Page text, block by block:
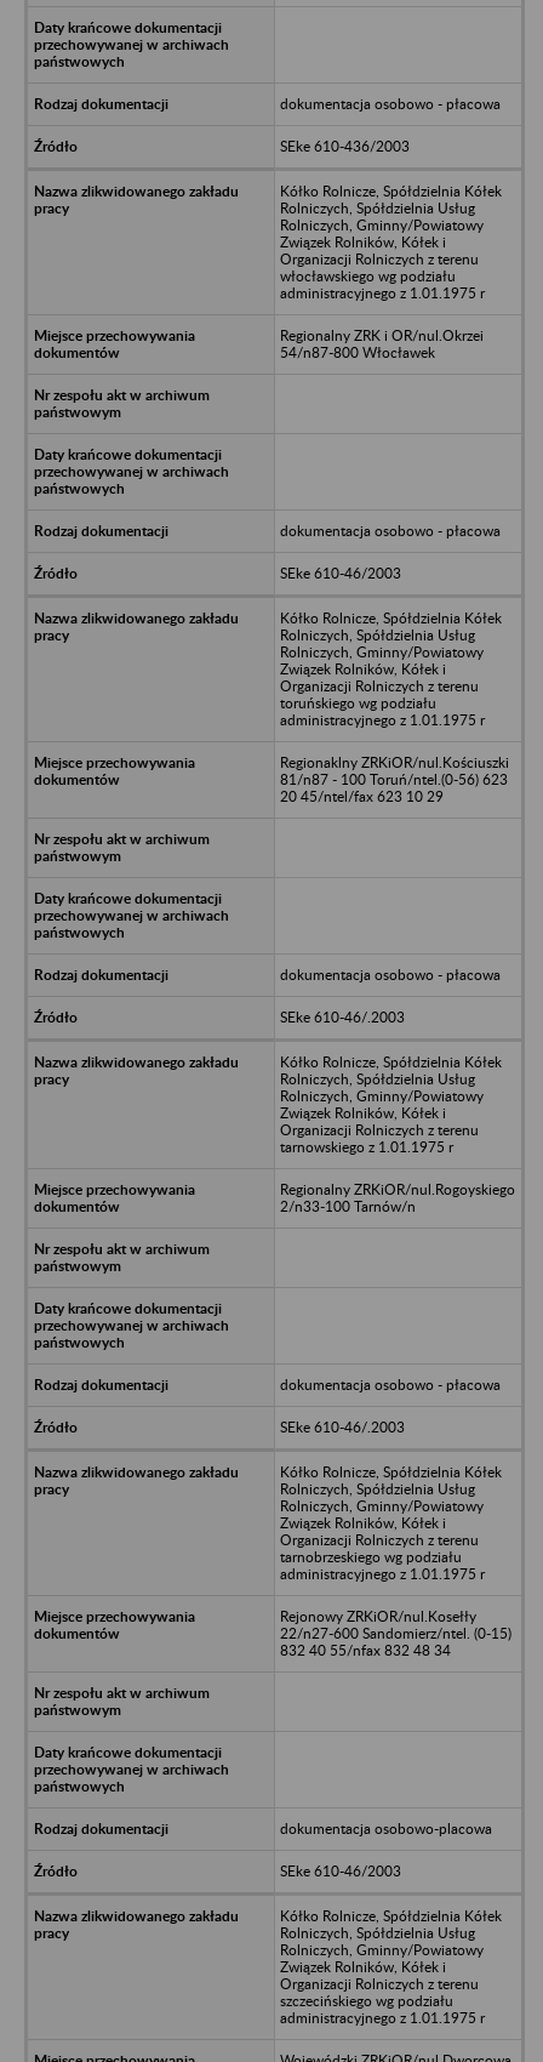
dokumentacja osobowo - płacowa
SEke 610-436/2003
Kółko Rolnicze, Spółdzielnia Kółek
Rolniczych, Spółdzielnia Usług
Rolniczych, Gminny/Powiatowy
Związek Rolników, Kółek i
Organizacji Rolniczych z terenu
włocławskiego wg podziału
administracyjnego z 1.01.1975 r
Regionalny ZRK i OR/nul.Okrzei
54/n87-800 Włocławek
dokumentacja osobowo - płacowa
SEke 610-46/2003
Kółko Rolnicze, Spółdzielnia Kółek
Rolniczych, Spółdzielnia Usług
Rolniczych, Gminny/Powiatowy
Związek Rolników, Kółek i
Organizacji Rolniczych z terenu
toruńskiego wg podziału
administracyjnego z 1.01.1975 r
Regionaklny ZRKiOR/nul.Kościuszki
81/n87 - 100 Toruń/ntel.(0-56) 623
20 45/ntel/fax 623 10 29
dokumentacja osobowo - płacowa
SEke 610-46/.2003
Kółko Rolnicze, Spółdzielnia Kółek
Rolniczych, Spółdzielnia Usług
Rolniczych, Gminny/Powiatowy
Związek Rolników, Kółek i
Organizacji Rolniczych z terenu
tarnowskiego z 1.01.1975 r
Regionalny ZRKiOR/nul.Rogoyskiego
2/n33-100 Tarnów/n
dokumentacja osobowo - płacowa
SEke 610-46/.2003
Kółko Rolnicze, Spółdzielnia Kółek
Rolniczych, Spółdzielnia Usług
Rolniczych, Gminny/Powiatowy
Związek Rolników, Kółek i
Organizacji Rolniczych z terenu
tarnobrzeskiego wg podziału
administracyjnego z 1.01.1975 r
Rejonowy ZRKiOR/nul.Kosełły
22/n27-600 Sandomierz/ntel. (0-15)
832 40 55/nfax 832 48 34
dokumentacja osobowo-placowa
SEke 610-46/2003
Kółko Rolnicze, Spółdzielnia Kółek
Rolniczych, Spółdzielnia Usług
Rolniczych, Gminny/Powiatowy
Związek Rolników, Kółek i
Organizacji Rolniczych z terenu
szczecińskiego wg podziału
administracyjnego z 1.01.1975 r